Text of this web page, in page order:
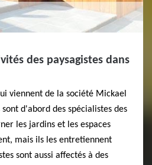
des paysagistes dans
viennent de la société Mickael
sont d'abord des spécialistes des
les jardins et les espaces
mais ils les entretiennent
sont aussi affectés à des